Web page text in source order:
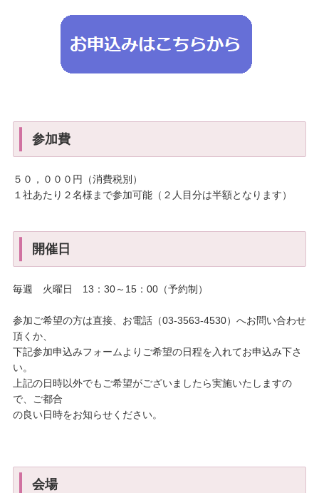
参加費
５０，０００円（消費税別）
１社あたり２名様まで参加可能（２人目分は半額となります）
開催日
毎週 火曜日 13：30～15：00（予約制）
参加ご希望の方は直接、お電話（03-3563-4530）へお問い合わせ
頂くか、
下記参加申込みフォームよりご希望の日程を入れてお申込み下さ
い。
上記の日時以外でもご希望がございましたら実施いたしますの
で、ご都合
の良い日時をお知らせください。
会場